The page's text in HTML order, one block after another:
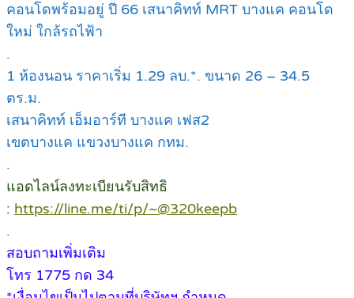
คอนโดพร้อมอยู่ ปี 66 เสนาคิทท์ MRT บางแค คอนโด
ใหม่ ใกล้รถไฟ้า
.
1 ห้องนอน ราคาเริ่ม 1.29 ลบ.*. ขนาด 26 – 34.5
ตร.ม.
เสนาคิทท์ เอ็มอาร์ที บางแค เฟส2
เขตบางแค แขวงบางแค กทม.
.
แอดไลน์ลงทะเบียนรับสิทธิ
: https://line.me/ti/p/~@320keepb
.
สอบถามเพิ่มเติม
โทร 1775 กด 34